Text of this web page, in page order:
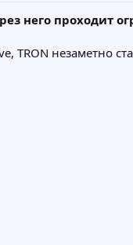
него проходит
незаметно